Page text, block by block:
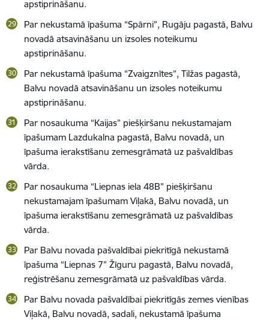
apstiprināšanu.
Par nekustamā īpašuma “Spārni”, Rugāju pagastā, Balvu
novadā atsavināšanu un izsoles noteikumu
apstiprināšanu.
Par nekustamā īpašuma “Zvaigznītes”, Tilžas pagastā,
Balvu novadā atsavināšanu un izsoles noteikumu
apstiprināšanu.
Par nosaukuma “Kaijas” piešķiršanu nekustamajam
īpašumam Lazdukalna pagastā, Balvu novadā, un
īpašuma ierakstīšanu zemesgrāmatā uz pašvaldības
vārda.
Par nosaukuma “Liepnas iela 48B” piešķiršanu
nekustamajam īpašumam Viļakā, Balvu novadā, un
īpašuma ierakstīšanu zemesgrāmatā uz pašvaldības
vārda.
Par Balvu novada pašvaldībai piekritīgā nekustamā
īpašuma “Liepnas 7” Žīguru pagastā, Balvu novadā,
reģistrēšanu zemesgrāmatā uz pašvaldības vārda.
Par Balvu novada pašvaldībai piekritīgās zemes vienības
Viļakā, Balvu novadā, sadali, nekustamā īpašuma